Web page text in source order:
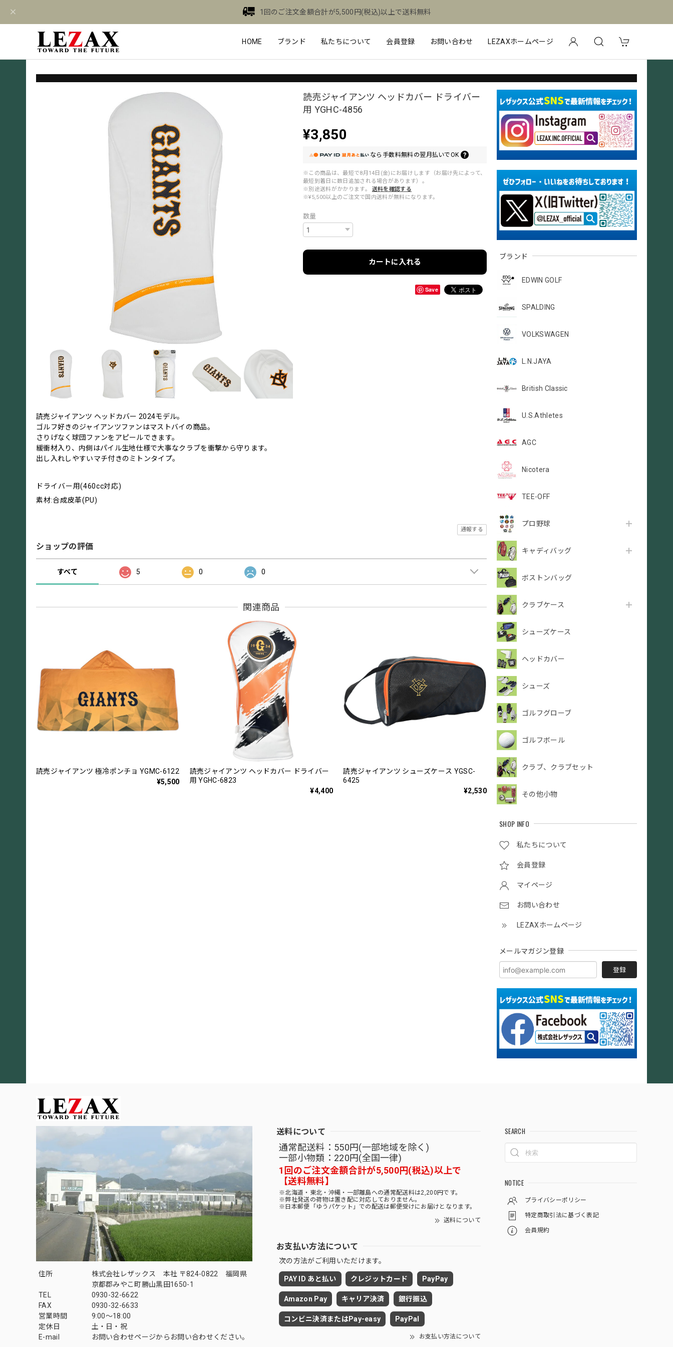
1回のご注文金額合計が5,500円(税込)以上で送料無料
HOME ブランド 私たちについて 会員登録 お問い合わせ LEZAXホームページ
ブランド
EDWIN GOLF
SPALDING
VOLKSWAGEN
L.N.JAYA
British Classic
U.S.Athletes
AGC
Nicotera
TEE-OFF
プロ野球
キャディバッグ
ボストンバッグ
クラブケース
シューズケース
ヘッドカバー
シューズ
ゴルフグローブ
ゴルフボール
クラブ、クラブセット
その他小物
SHOP INFO
私たちについて
会員登録
マイページ
お問い合わせ
LEZAXホームページ
メールマガジン登録
登録
読売ジャイアンツ ヘッドカバー ドライバー
用 YGHC-4856
¥3,850
なら 手数料無料の翌月払いでOK
※この商品は、最短で8月14日(金)にお届けします（お届け先によって、
最短到着日に数日追加される場合があります）。
※別途送料がかかります。
送料を確認する
※¥5,500以上のご注文で国内送料が無料になります。
数量
カートに入れる
Save
読売ジャイアンツ ヘッドカバー 2024モデル。
ゴルフ好きのジャイアンツファンはマストバイの商品。
さりげなく球団ファンをアピールできます。
緩衝材入り、内側はパイル生地仕様で大事なクラブを衝撃から守ります。
出し入れしやすいマチ付きのミトンタイプ。
ドライバー用(460cc対応)
素材:合成皮革(PU)
通報する
ショップの評価
すべて 5 0 0
関連商品
読売ジャイアンツ 極冷ポンチョ YGMC-6122
¥5,500
読売ジャイアンツ ヘッドカバー ドライバー
用 YGHC-6823
¥4,400
読売ジャイアンツ シューズケース YGSC-
6425
¥2,530
住所
株式会社レザックス 本社 〒824-0822 福岡県
京都郡みやこ町勝山黒田1650-1
TEL
0930-32-6622
FAX
0930-32-6633
営業時間
9:00〜18:00
定休日
土・日・祝
E-mail
お問い合わせページからお問い合わせください。
送料について
通常配送料：550円(一部地域を除く)
一部小物類：220円(全国一律)
1回のご注文金額合計が5,500円(税込)以上で
【送料無料】
※北海道・東北・沖縄・一部離島への通常配送料は2,200円です。
※弊社発送の荷物は置き配に対応しておりません。
※日本郵便「ゆうパケット」での配送は郵便受けにお届けとなります。
送料について
お支払い方法について
次の方法がご利用いただけます。
PAY ID あと払い クレジットカード PayPay
Amazon Pay キャリア決済 銀行振込
コンビニ決済またはPay-easy PayPal
お支払い方法について
SEARCH
NOTICE
プライバシーポリシー
特定商取引法に基づく表記
会員規約